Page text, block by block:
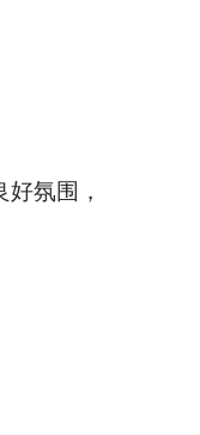
氛围，